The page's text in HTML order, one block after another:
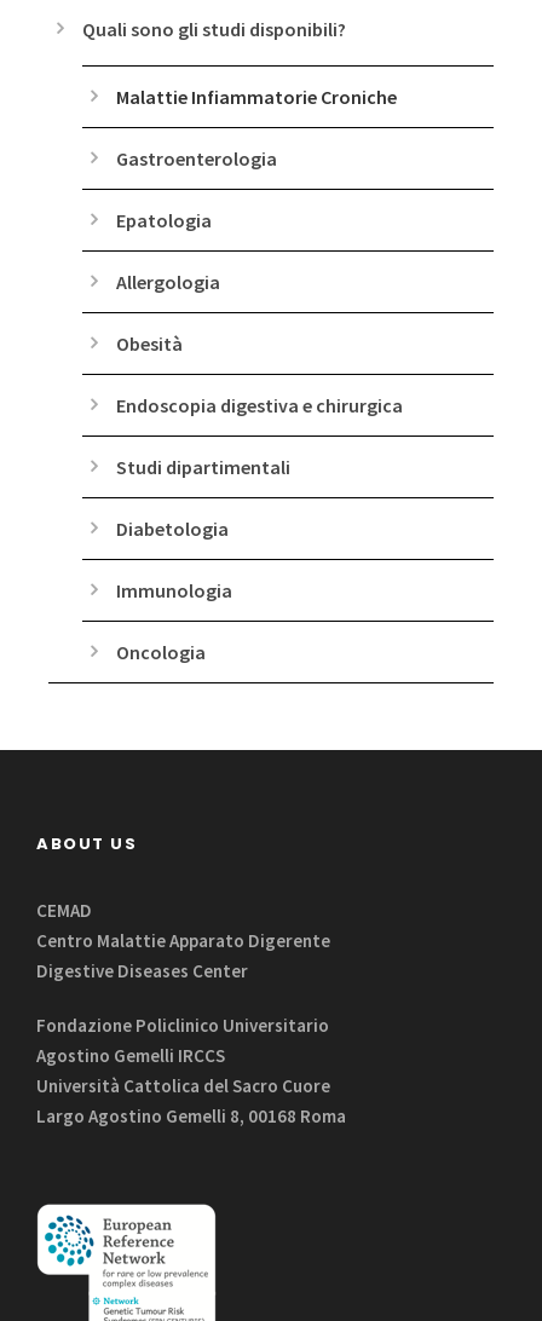
Quali sono gli studi disponibili?
Malattie Infiammatorie Croniche
Gastroenterologia
Epatologia
Allergologia
Obesità
Endoscopia digestiva e chirurgica
Studi dipartimentali
Diabetologia
Immunologia
Oncologia
ABOUT US
CEMAD
Centro Malattie Apparato Digerente
Digestive Diseases Center
Fondazione Policlinico Universitario
Agostino Gemelli IRCCS
Università Cattolica del Sacro Cuore
Largo Agostino Gemelli 8, 00168 Roma